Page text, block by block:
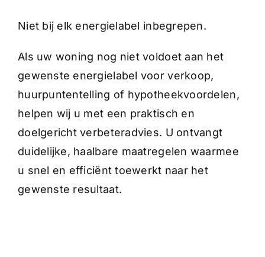
Niet bij elk energielabel inbegrepen.
Als uw woning nog niet voldoet aan het
gewenste energielabel voor verkoop,
huurpuntentelling of hypotheekvoordelen,
helpen wij u met een praktisch en
doelgericht verbeteradvies. U ontvangt
duidelijke, haalbare maatregelen waarmee
u snel en efficiënt toewerkt naar het
gewenste resultaat.